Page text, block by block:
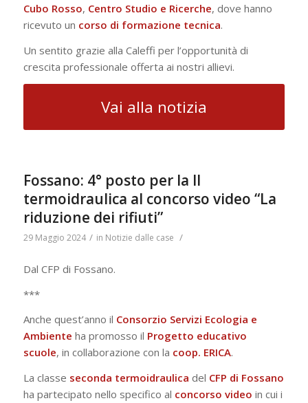
Cubo Rosso, Centro Studio e Ricerche, dove hanno
ricevuto un corso di formazione tecnica.
Un sentito grazie alla Caleffi per l’opportunità di
crescita professionale offerta ai nostri allievi.
Vai alla notizia
Fossano: 4° posto per la II
termoidraulica al concorso video “La
riduzione dei rifiuti”
29 Maggio 2024 / in Notizie dalle case /
Dal CFP di Fossano.
***
Anche quest’anno il Consorzio Servizi Ecologia e
Ambiente ha promosso il Progetto educativo
scuole, in collaborazione con la coop. ERICA.
La classe seconda termoidraulica del CFP di Fossano
ha partecipato nello specifico al concorso video in cui i